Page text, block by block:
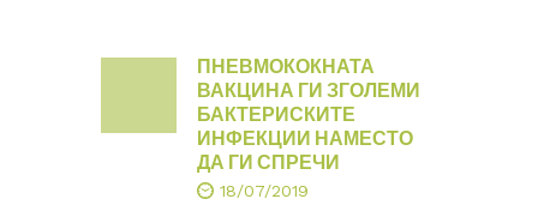
ПНЕВМОКОКНАТА
ВАКЦИНА ГИ ЗГОЛЕМИ
БАКТЕРИСКИТЕ
ИНФЕКЦИИ НАМЕСТО
ДА ГИ СПРЕЧИ
18/07/2019